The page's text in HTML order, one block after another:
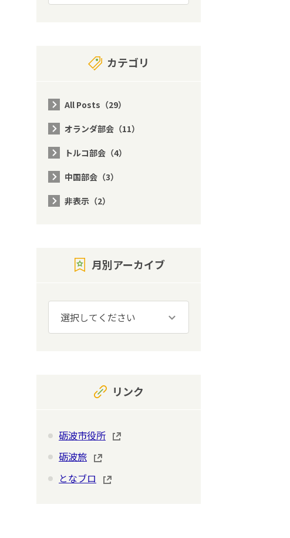
カテゴリ
All Posts（29）
オランダ部会（11）
トルコ部会（4）
中国部会（3）
非表示（2）
月別アーカイブ
リンク
砺波市役所
砺波旅
となブロ